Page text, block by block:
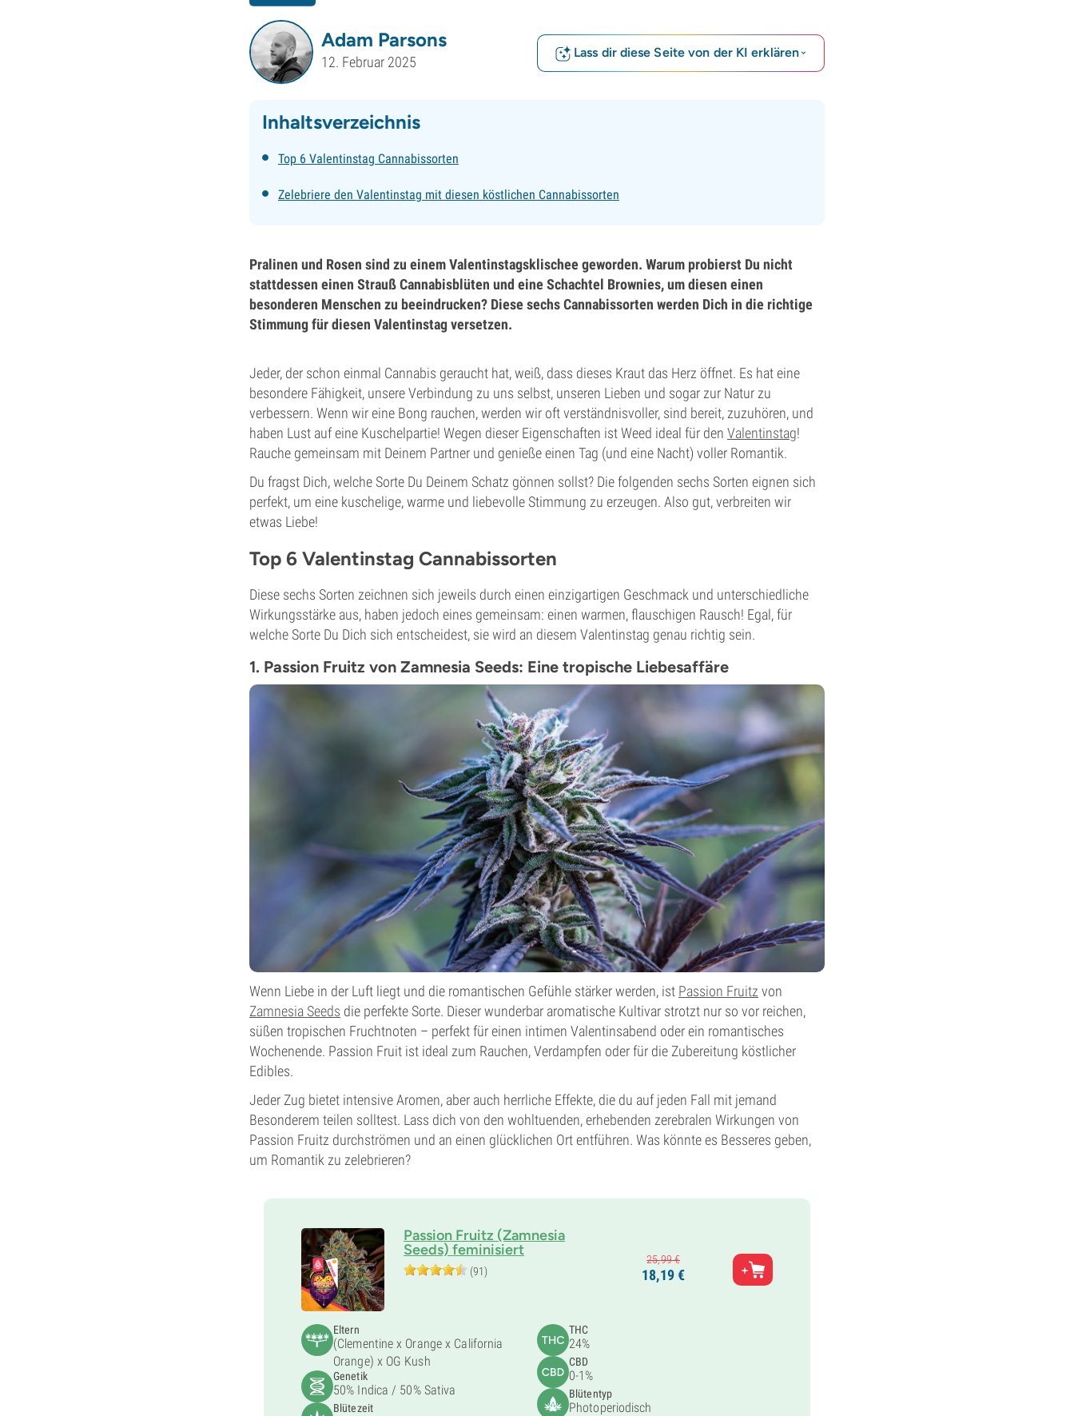
Adam Parsons
12. Februar 2025
Lass dir diese Seite von der KI erklären
Inhaltsverzeichnis
Top 6 Valentinstag Cannabissorten
Zelebriere den Valentinstag mit diesen köstlichen Cannabissorten
Pralinen und Rosen sind zu einem Valentinstagsklischee geworden. Warum probierst Du nicht
stattdessen einen Strauß Cannabisblüten und eine Schachtel Brownies, um diesen einen
besonderen Menschen zu beeindrucken? Diese sechs Cannabissorten werden Dich in die richtige
Stimmung für diesen Valentinstag versetzen.
Jeder, der schon einmal Cannabis geraucht hat, weiß, dass dieses Kraut das Herz öffnet. Es hat eine
besondere Fähigkeit, unsere Verbindung zu uns selbst, unseren Lieben und sogar zur Natur zu
verbessern. Wenn wir eine Bong rauchen, werden wir oft verständnisvoller, sind bereit, zuzuhören, und
haben Lust auf eine Kuschelpartie! Wegen dieser Eigenschaften ist Weed ideal für den Valentinstag!
Rauche gemeinsam mit Deinem Partner und genieße einen Tag (und eine Nacht) voller Romantik.
Du fragst Dich, welche Sorte Du Deinem Schatz gönnen sollst? Die folgenden sechs Sorten eignen sich
perfekt, um eine kuschelige, warme und liebevolle Stimmung zu erzeugen. Also gut, verbreiten wir
etwas Liebe!
Top 6 Valentinstag Cannabissorten
Diese sechs Sorten zeichnen sich jeweils durch einen einzigartigen Geschmack und unterschiedliche
Wirkungsstärke aus, haben jedoch eines gemeinsam: einen warmen, flauschigen Rausch! Egal, für
welche Sorte Du Dich sich entscheidest, sie wird an diesem Valentinstag genau richtig sein.
1. Passion Fruitz von Zamnesia Seeds: Eine tropische Liebesaffäre
Wenn Liebe in der Luft liegt und die romantischen Gefühle stärker werden, ist Passion Fruitz von
Zamnesia Seeds die perfekte Sorte. Dieser wunderbar aromatische Kultivar strotzt nur so vor reichen,
süßen tropischen Fruchtnoten – perfekt für einen intimen Valentinsabend oder ein romantisches
Wochenende. Passion Fruit ist ideal zum Rauchen, Verdampfen oder für die Zubereitung köstlicher
Edibles.
Jeder Zug bietet intensive Aromen, aber auch herrliche Effekte, die du auf jeden Fall mit jemand
Besonderem teilen solltest. Lass dich von den wohltuenden, erhebenden zerebralen Wirkungen von
Passion Fruitz durchströmen und an einen glücklichen Ort entführen. Was könnte es Besseres geben,
um Romantik zu zelebrieren?
Passion Fruitz (Zamnesia
Seeds) feminisiert
(91)
25,99€
18,19€
Eltern
(Clementine x Orange x California
Orange) x OG Kush
Genetik
50% Indica / 50% Sativa
Blütezeit
THC
24%
CBD
0-1%
Blütentyp
Photoperiodisch